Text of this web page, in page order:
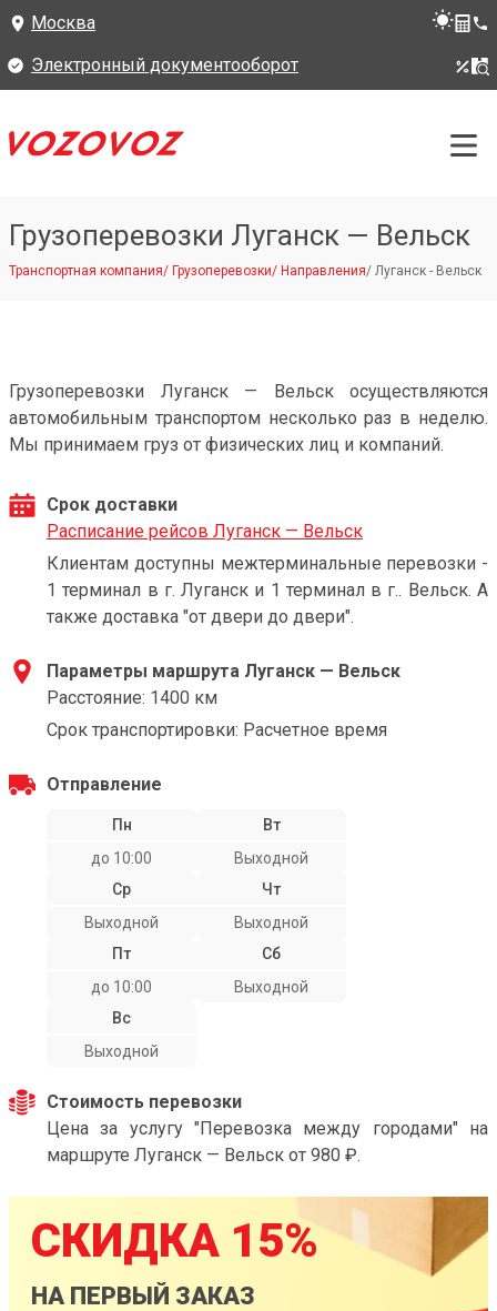
Москва
Электронный документооборот
Грузоперевозки Луганск — Вельск
Транспортная компания/ Грузоперевозки/ Направления/ Луганск - Вельск
Грузоперевозки Луганск — Вельск осуществляются
автомобильным транспортом несколько раз в неделю.
Мы принимаем груз от физических лиц и компаний.
Срок доставки
Расписание рейсов Луганск — Вельск
Клиентам доступны межтерминальные перевозки -
1 терминал в г. Луганск и 1 терминал в г.. Вельск. А
также доставка "от двери до двери".
Параметры маршрута Луганск — Вельск
Расстояние: 1400 км
Срок транспортировки: Расчетное время
Отправление
Пн
до 10:00
Вт
Выходной
Ср
Выходной
Чт
Выходной
Пт
до 10:00
Сб
Выходной
Вс
Выходной
Стоимость перевозки
Цена за услугу "Перевозка между городами" на
маршруте Луганск — Вельск от 980 ₽.
СКИДКА 15%
НА ПЕРВЫЙ ЗАКАЗ